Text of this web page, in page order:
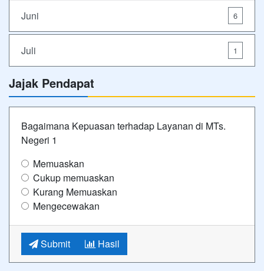
Juni 6
Juli 1
Jajak Pendapat
Bagaimana Kepuasan terhadap Layanan di MTs.
Negeri 1
Memuaskan
Cukup memuaskan
Kurang Memuaskan
Mengecewakan
Submit Hasil